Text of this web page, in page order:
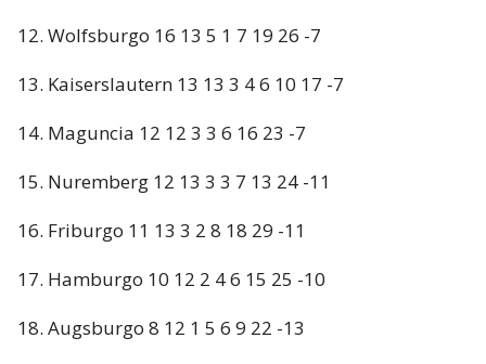
12. Wolfsburgo 16 13 5 1 7 19 26 -7
13. Kaiserslautern 13 13 3 4 6 10 17 -7
14. Maguncia 12 12 3 3 6 16 23 -7
15. Nuremberg 12 13 3 3 7 13 24 -11
16. Friburgo 11 13 3 2 8 18 29 -11
17. Hamburgo 10 12 2 4 6 15 25 -10
18. Augsburgo 8 12 1 5 6 9 22 -13